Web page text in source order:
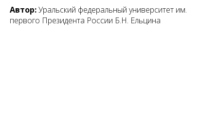
Автор:Уральский федеральный университет им.
первого Президента России Б.Н. Ельцина